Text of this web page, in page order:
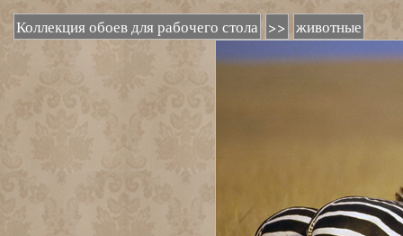
Коллекция обоев для рабочего стола >> животные